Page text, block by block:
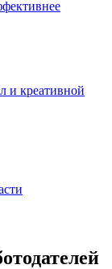
и креативной